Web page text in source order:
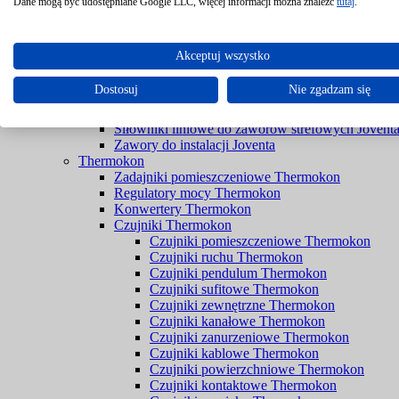
Siłowniki do przepustnic bez sprężyny powrotnej
Siłowniki do przepustnic ze sprężyną powrotną
Siłowniki do rozwiązań przeciwpożarowych
Siłowniki do zaworów bez spreżyny powrotnej
Siłowniki liniowe do zaworów strefowych Joventa
Zawory do instalacji Joventa
Thermokon
Zadajniki pomieszczeniowe Thermokon
Regulatory mocy Thermokon
Konwertery Thermokon
Czujniki Thermokon
Czujniki pomieszczeniowe Thermokon
Czujniki ruchu Thermokon
Czujniki pendulum Thermokon
Czujniki sufitowe Thermokon
Czujniki zewnętrzne Thermokon
Czujniki kanałowe Thermokon
Czujniki zanurzeniowe Thermokon
Czujniki kablowe Thermokon
Czujniki powierzchniowe Thermokon
Czujniki kontaktowe Thermokon
Akceptuj wszystko
Dostosuj Nie zgadzam się